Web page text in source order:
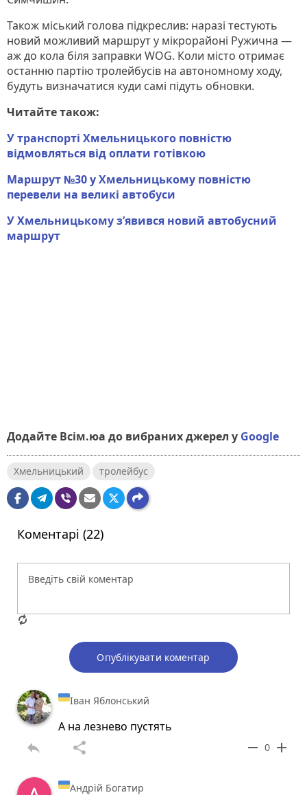
Також міський голова підкреслив: наразі тестують
новий можливий маршрут у мікрорайоні Ружична —
аж до кола біля заправки WOG. Коли місто отримає
останню партію тролейбусів на автономному ходу,
будуть визначатися куди самі підуть обновки.
Читайте також:
У транспорті Хмельницького повністю
відмовляться від оплати готівкою
Маршрут №30 у Хмельницькому повністю
перевели на великі автобуси
У Хмельницькому з’явився новий автобусний
маршрут
Додайте Всім.юа до вибраних джерел у Google
Хмельницький тролейбус
Коментарі (22)
Опублікувати коментар
Іван Яблонський
А на лезнево пустять
reply share remove 0 add
Андрій Богатир